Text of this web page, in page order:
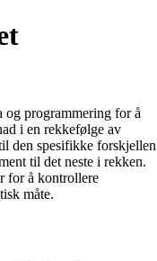
og programmering for å
i en rekkefølge av
den spesifikke forskjellen
til det neste i rekken.
for å kontrollere
måte.